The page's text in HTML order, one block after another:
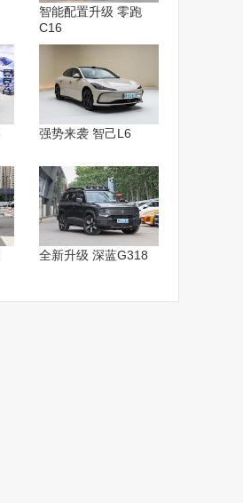
智能配置升级 零跑
C16
强势来袭 智己L6
全新升级 深蓝G318